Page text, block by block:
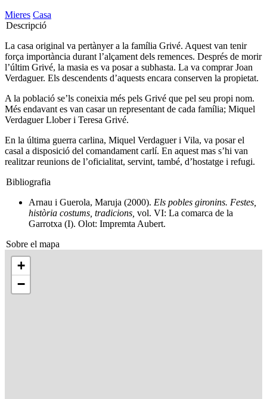
Mieres Casa
Descripció
La casa original va pertànyer a la família Grivé. Aquest van tenir
força importància durant l’alçament dels remences. Després de morir
l’últim Grivé, la masia es va posar a subhasta. La va comprar Joan
Verdaguer. Els descendents d’aquests encara conserven la propietat.
A la població se’ls coneixia més pels Grivé que pel seu propi nom.
Més endavant es van casar un representant de cada família; Miquel
Verdaguer Llober i Teresa Grivé.
En la última guerra carlina, Miquel Verdaguer i Vila, va posar el
casal a disposició del comandament carlí. En aquest mas s’hi van
realitzar reunions de l’oficialitat, servint, també, d’hostatge i refugi.
Bibliografia
Arnau i Guerola, Maruja (2000). Els pobles gironins. Festes,
història costums, tradicions, vol. VI: La comarca de la
Garrotxa (I). Olot: Impremta Aubert.
Sobre el mapa
+
−